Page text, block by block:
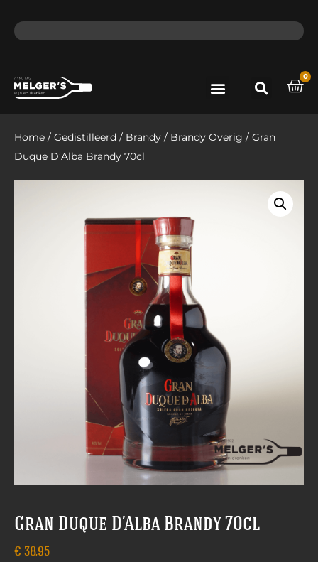
0
Home / Gedistilleerd / Brandy / Brandy Overig / Gran
Duque D’Alba Brandy 70cl
Gran Duque D’Alba Brandy 70cl
€ 38,95